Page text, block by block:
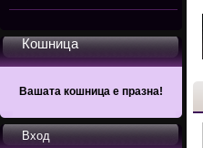
Кошница
Вашата кошница е празна!
Вход